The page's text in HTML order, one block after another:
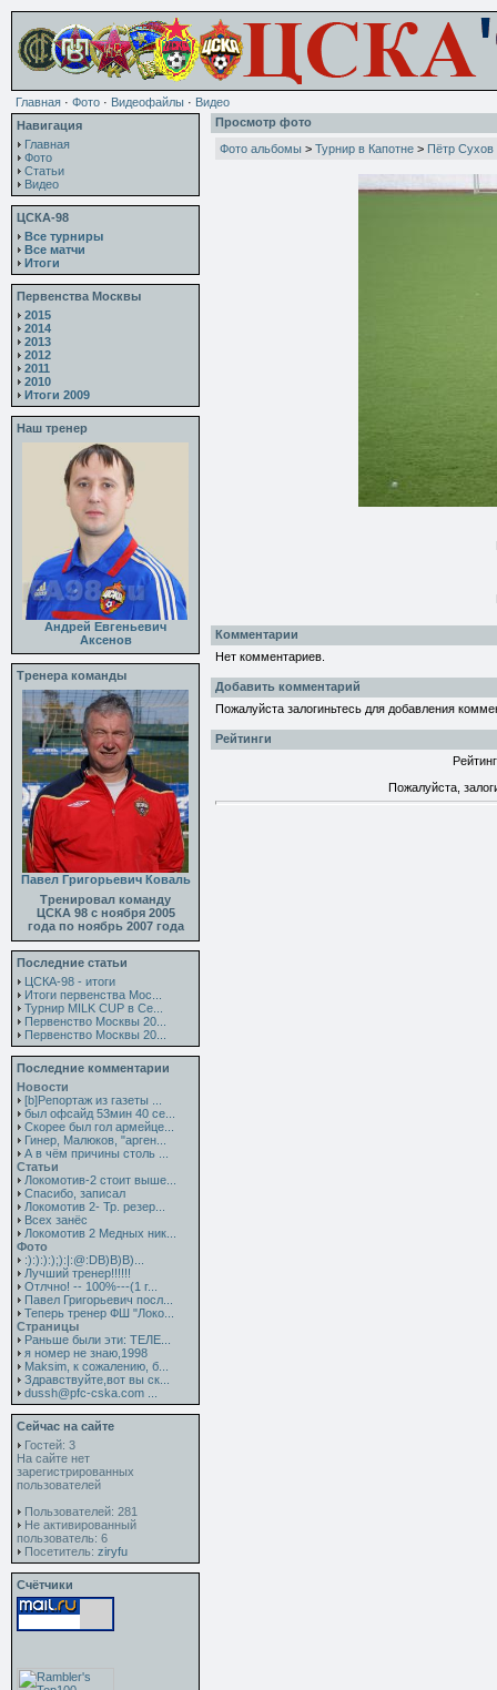
Главная · Фото · Видеофайлы · Видео
Навигация
Главная
Фото
Статьи
Видео
ЦСКА-98
Все турниры
Все матчи
Итоги
Первенства Москвы
2015
2014
2013
2012
2011
2010
Итоги 2009
Наш тренер
Андрей Евгеньевич
Аксенов
Тренера команды
Павел Григорьевич Коваль
Тренировал команду
ЦСКА 98 с ноября 2005
года по ноябрь 2007 года
Последние статьи
ЦСКА-98 - итоги
Итоги первенства Мос...
Турнир MILK CUP в Се...
Первенство Москвы 20...
Первенство Москвы 20...
Последние комментарии
Новости
[b]Репортаж из газеты ...
был офсайд 53мин 40 се...
Скорее был гол армейце...
Гинер, Малюков, "арген...
А в чём причины столь ...
Статьи
Локомотив-2 стоит выше...
Спасибо, записал
Локомотив 2- Тр. резер...
Всех занёс
Локомотив 2 Медных ник...
Фото
:):):):);):|:@:DB)B)B)...
Лучший тренер!!!!!!
Отлчно! -- 100%---(1 г...
Павел Григорьевич посл...
Теперь тренер ФШ "Локо...
Страницы
Раньше были эти: ТЕЛЕ...
я номер не знаю,1998
Maksim, к сожалению, б...
Здравствуйте,вот вы ск...
dussh@pfc-cska.com ...
Сейчас на сайте
Гостей: 3
На сайте нет
зарегистрированных
пользователей
Пользователей: 281
Не активированный
пользователь: 6
Посетитель: ziryfu
Счётчики
Просмотр фото
Фото альбомы > Турнир в Капотне > Пётр Сухов
Комментарии
Нет комментариев.
Добавить комментарий
Пожалуйста залогиньтесь для добавления
Рейтинги
Пожалуйста,